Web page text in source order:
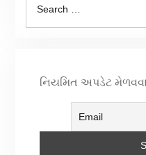
નિયમિત અપડેટ